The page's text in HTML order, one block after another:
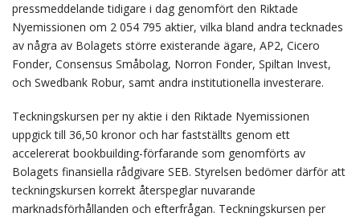
pressmeddelande tidigare i dag genomfört den Riktade
Nyemissionen om 2 054 795 aktier, vilka bland andra tecknades
av några av Bolagets större existerande ägare, AP2, Cicero
Fonder, Consensus Småbolag, Norron Fonder, Spiltan Invest,
och Swedbank Robur, samt andra institutionella investerare.
Teckningskursen per ny aktie i den Riktade Nyemissionen
uppgick till 36,50 kronor och har fastställts genom ett
accelererat bookbuilding-förfarande som genomförts av
Bolagets finansiella rådgivare SEB. Styrelsen bedömer därför att
teckningskursen korrekt återspeglar nuvarande
marknadsförhållanden och efterfrågan. Teckningskursen per